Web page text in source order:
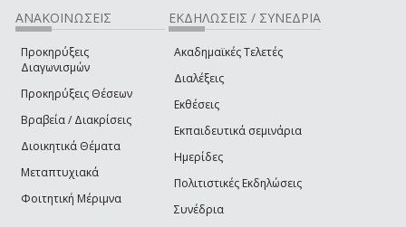
ΑΝΑΚΟΙΝΩΣΕΙΣ
Προκηρύξεις
Διαγωνισμών
Προκηρύξεις Θέσεων
Βραβεία / Διακρίσεις
Διοικητικά Θέματα
Μεταπτυχιακά
Φοιτητική Μέριμνα
ΕΚΔΗΛΩΣΕΙΣ / ΣΥΝΕΔΡΙΑ
Ακαδημαϊκές Τελετές
Διαλέξεις
Εκθέσεις
Εκπαιδευτικά σεμινάρια
Ημερίδες
Πολιτιστικές Εκδηλώσεις
Συνέδρια